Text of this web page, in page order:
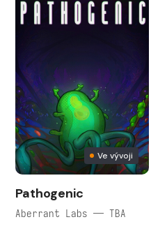
Ve vývoji
Pathogenic
Aberrant Labs — TBA